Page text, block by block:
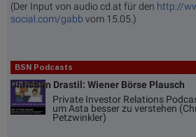
(Der Input von audio cd.at für den http://
social.com/gabb vom 15.05.)
BSN Podcasts
Christian Drastil: Wiener Börse Plausch
Private Investor Relations
um Asta besser zu verstehen
Petzwinkler)